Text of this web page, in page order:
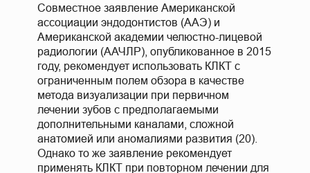
Совместное заявление Американской
ассоциации эндодонтистов (AAЭ) и
Американской академии челюстно-лицевой
радиологии (ААЧЛР), опубликованное в 2015
году, рекомендует использовать КЛКТ с
ограниченным полем обзора в качестве
метода визуализации при первичном
лечении зубов с предполагаемыми
дополнительными каналами, сложной
анатомией или аномалиями развития (20).
Однако то же заявление рекомендует
применять КЛКТ при повторном лечении для